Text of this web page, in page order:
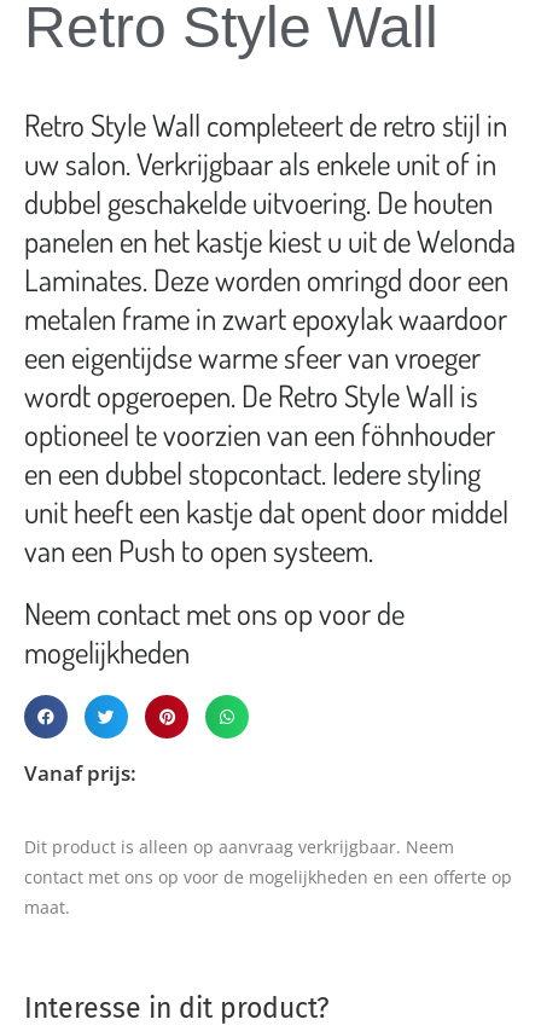
Retro Style Wall
Retro Style Wall completeert de retro stijl in
uw salon. Verkrijgbaar als enkele unit of in
dubbel geschakelde uitvoering. De houten
panelen en het kastje kiest u uit de Welonda
Laminates. Deze worden omringd door een
metalen frame in zwart epoxylak waardoor
een eigentijdse warme sfeer van vroeger
wordt opgeroepen. De Retro Style Wall is
optioneel te voorzien van een föhnhouder
en een dubbel stopcontact. Iedere styling
unit heeft een kastje dat opent door middel
van een Push to open systeem.
Neem contact met ons op voor de
mogelijkheden
Vanaf prijs:
Dit product is alleen op aanvraag verkrijgbaar. Neem
contact met ons op voor de mogelijkheden en een offerte op
maat.
Interesse in dit product?